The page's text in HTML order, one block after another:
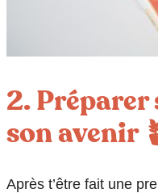
2. Préparer
son avenir
Après t’être fait une